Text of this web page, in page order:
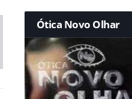
Ótica Novo Olhar